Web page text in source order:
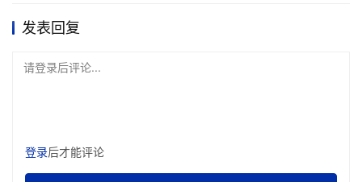
发表回复
请登录后评论...
登录后才能评论